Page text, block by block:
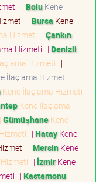
| BoluKene
| Bursa Kene
Hizmeti | Çankırı
Hizmeti | Denizli
Hizmeti |
İlaçlama Hizmeti |
Kene İlaçlama Hizmeti
Kene İlaçlama
| GümüşhaneKene
| HatayKene
| MersinKene
| İzmirKene
| Kastamonu